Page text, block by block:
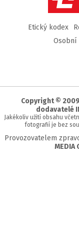
Etický kodex
Osobní
Copyright ©
dodavatelé
Jakékoliv užití obsahu
fotografií je bez
Provozovatelem
MEDIA